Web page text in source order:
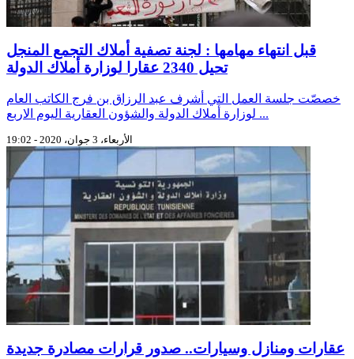
قبل انتهاء مهامها : لجنة تصفية أملاك التجمع المنجل
تحيل 2340 عقارا لوزارة أملاك الدولة
خصصّت جلسة العمل التي أشرف عبد الرزاق بن فرج الكاتب العام
لوزارة أملاك الدولة والشؤون العقارية اليوم الاربع ...
الأربعاء، 3 جوان، 2020 - 19:02
عقارات ومنازل وسيارات.. صدور قرارات مصادرة جديدة